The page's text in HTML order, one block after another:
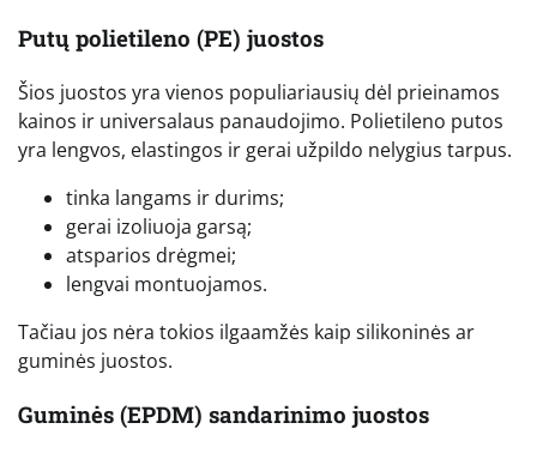
Putų polietileno (PE) juostos
Šios juostos yra vienos populiariausių dėl prieinamos
kainos ir universalaus panaudojimo. Polietileno putos
yra lengvos, elastingos ir gerai užpildo nelygius tarpus.
tinka langams ir durims;
gerai izoliuoja garsą;
atsparios drėgmei;
lengvai montuojamos.
Tačiau jos nėra tokios ilgaamžės kaip silikoninės ar
guminės juostos.
Guminės (EPDM) sandarinimo juostos